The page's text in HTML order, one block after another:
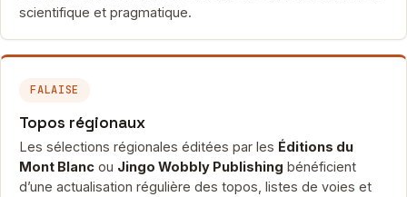
scientifique et pragmatique.
FALAISE
Topos régionaux
Les sélections régionales éditées par les Éditions du
Mont Blanc ou Jingo Wobbly Publishing bénéficient
d’une actualisation régulière des topos, listes de voies et